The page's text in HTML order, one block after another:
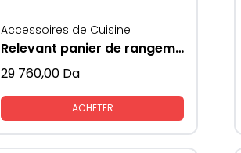
Accessoires de Cuisine
Relevant panier de rangement vaisselles
29 760,00 Da
ACHETER